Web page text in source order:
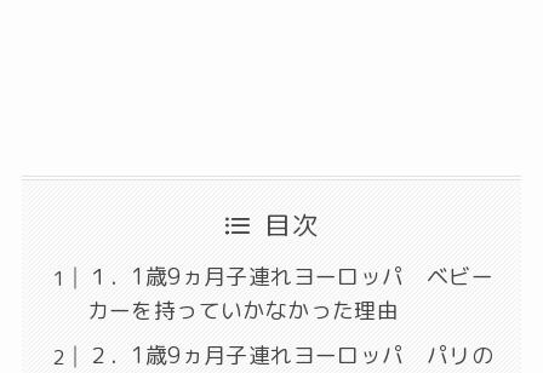
目次
１．1歳9ヵ月子連れヨーロッパ ベビー
カーを持っていかなかった理由
２．1歳9ヵ月子連れヨーロッパ パリの